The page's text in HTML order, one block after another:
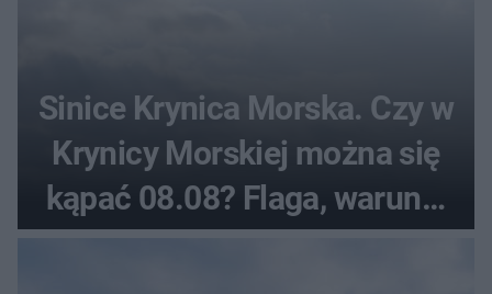
Sinice Krynica Morska. Czy w
Krynicy Morskiej można się
kąpać 08.08? Flaga, warunki
pogodowe